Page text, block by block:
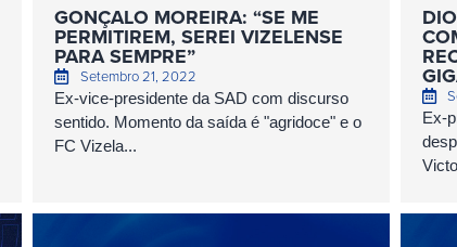
GONÇALO MOREIRA: “SE ME
PERMITIREM, SEREI VIZELENSE
PARA SEMPRE”
Setembro 21, 2022
Ex-vice-presidente da SAD com discurso
sentido. Momento da saída é "agridoce" e o
FC Vizela...
Ex-